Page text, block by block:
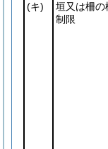
(キ)
垣又は柵の
制限